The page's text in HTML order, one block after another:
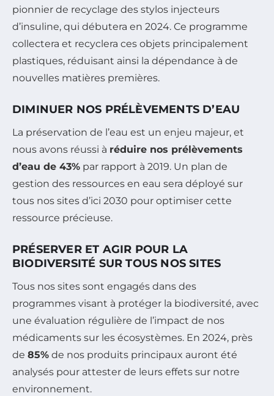
pionnier de recyclage des stylos injecteurs
d’insuline, qui débutera en 2024. Ce programme
collectera et recyclera ces objets principalement
plastiques, réduisant ainsi la dépendance à de
nouvelles matières premières.
DIMINUER NOS PRÉLÈVEMENTS D’EAU
La préservation de l’eau est un enjeu majeur, et
nous avons réussi à réduire nos prélèvements
d’eau de 43% par rapport à 2019. Un plan de
gestion des ressources en eau sera déployé sur
tous nos sites d’ici 2030 pour optimiser cette
ressource précieuse.
PRÉSERVER ET AGIR POUR LA
BIODIVERSITÉ SUR TOUS NOS SITES
Tous nos sites sont engagés dans des
programmes visant à protéger la biodiversité, avec
une évaluation régulière de l’impact de nos
médicaments sur les écosystèmes. En 2024, près
de 85% de nos produits principaux auront été
analysés pour attester de leurs effets sur notre
environnement.